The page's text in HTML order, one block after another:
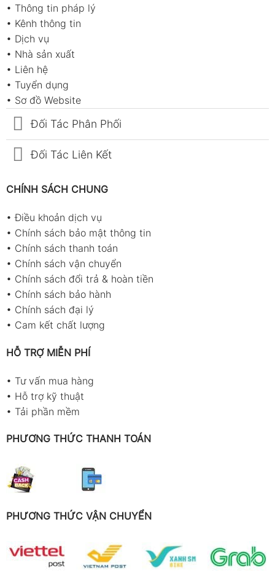
• Thông tin pháp lý
• Kênh thông tin
• Dịch vụ
• Nhà sản xuất
• Liên hệ
• Tuyển dụng
• Sơ đồ Website
Đối Tác Phân Phối
Đối Tác Liên Kết
CHÍNH SÁCH CHUNG
•Điều khoản dịch vụ
• Chính sách bảo mật thông tin
• Chính sách thanh toán
• Chính sách vận chuyển
• Chính sách đổi trả & hoàn tiền
• Chính sách bảo hành
• Chính sách đại lý
• Cam kết chất lượng
HỖ TRỢ MIỄN PHÍ
• Tư vấn mua hàng
• Hỗ trợ kỹ thuật
• Tải phần mềm
PHƯƠNG THỨC THANH TOÁN
PHƯƠNG THỨC VẬN CHUYỂN